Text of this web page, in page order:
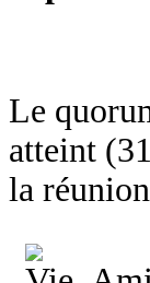
Le
atteint
la